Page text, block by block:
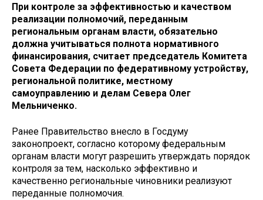
При контроле за эффективностью и качеством
реализации полномочий, переданным
региональным органам власти, обязательно
должна учитываться полнота нормативного
финансирования, считает председатель Комитета
Совета Федерации по федеративному устройству,
региональной политике, местному
самоуправлению и делам Севера Олег
Мельниченко.
Ранее Правительство внесло в Госдуму
законопроект, согласно которому федеральным
органам власти могут разрешить утверждать порядок
контроля за тем, насколько эффективно и
качественно региональные чиновники реализуют
переданные полномочия.